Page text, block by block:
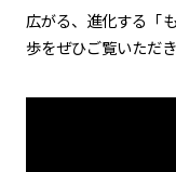
広がる、進化する「
歩をぜひご覧いただき